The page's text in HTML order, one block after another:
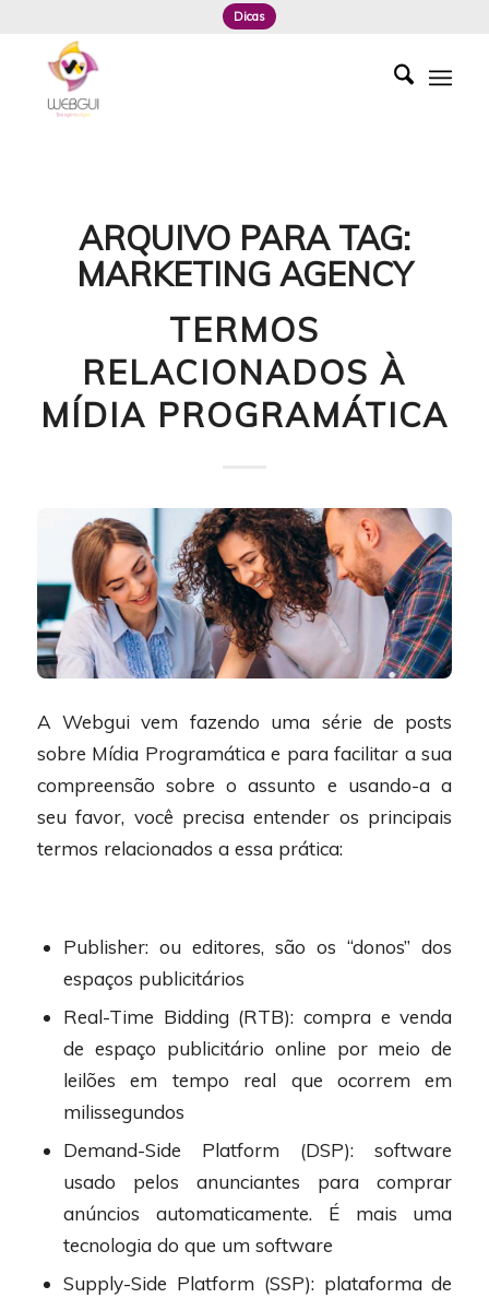
Dicas
ARQUIVO PARA TAG:
MARKETING AGENCY
TERMOS
RELACIONADOS À
MÍDIA PROGRAMÁTICA
A Webgui vem fazendo uma série de posts
sobre Mídia Programática e para facilitar a sua
compreensão sobre o assunto e usando-a a
seu favor, você precisa entender os principais
termos relacionados a essa prática:
Publisher: ou editores, são os “donos” dos
espaços publicitários
Real-Time Bidding (RTB): compra e venda
de espaço publicitário online por meio de
leilões em tempo real que ocorrem em
milissegundos
Demand-Side Platform (DSP): software
usado pelos anunciantes para comprar
anúncios automaticamente. É mais uma
tecnologia do que um software
Supply-Side Platform (SSP): plataforma de